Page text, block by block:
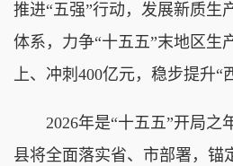
推进“五强”行动，发展新质生
体系，力争“十五五”末地区生
上、冲刺400亿元，稳步提升“
2026年是“十五五”开局之
县将全面落实省、市部署，锚